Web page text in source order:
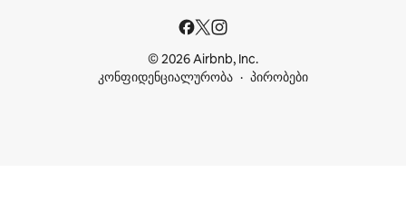
© 2026 Airbnb, Inc.
კონფიდენციალურობა
პირობები